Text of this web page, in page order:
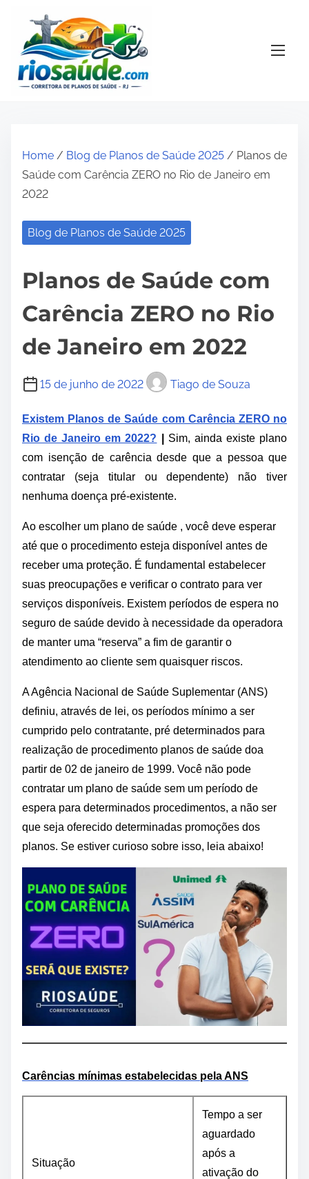
Home / Blog de Planos de Saúde 2025 / Planos de
Saúde com Carência ZERO no Rio de Janeiro em
2022
Blog de Planos de Saúde 2025
Planos de Saúde com
Carência ZERO no Rio
de Janeiro em 2022
15 de junho de 2022 Tiago de Souza
Existem Planos de Saúde com Carência ZERO no
Rio de Janeiro em 2022?
Sim, ainda existe plano
com isenção de carência desde que a pessoa que
contratar (seja titular ou dependente) não tiver
nenhuma doença pré-existente.
Ao escolher um plano de saúde , você deve esperar
até que o procedimento esteja disponível antes de
receber uma proteção. É fundamental estabelecer
suas preocupações e verificar o contrato para ver
serviços disponíveis. Existem períodos de espera no
seguro de saúde devido à necessidade da operadora
de manter uma “reserva” a fim de garantir o
atendimento ao cliente sem quaisquer riscos.
A Agência Nacional de Saúde Suplementar (ANS)
definiu, através de lei, os períodos mínimo a ser
cumprido pelo contratante, pré determinados para
realização de procedimento planos de saúde doa
partir de 02 de janeiro de 1999. Você não pode
contratar um plano de saúde sem um período de
espera para determinados procedimentos, a não ser
que seja oferecido determinadas promoções dos
planos. Se estiver curioso sobre isso, leia abaixo!
Carências mínimas estabelecidas pela ANS
Situação
Tempo a ser
aguardado
após a
ativação do